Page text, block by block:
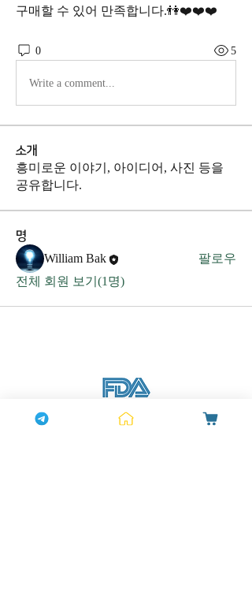
구매할 수 있어 만족합니다.👫❤️❤️❤️
0 5
Write a comment...
소개
흥미로운 이야기, 아이디어, 사진 등을
공유합니다.
명
William Bak
팔로우
전체 회원 보기(1명)